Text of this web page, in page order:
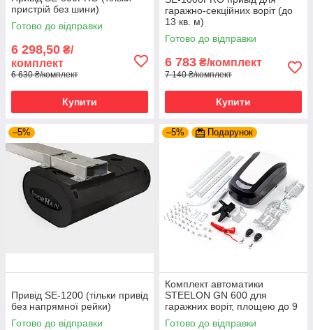
пристрій без шини)
Готово до відправки
6 298,50 ₴/
комплект
6 630 ₴/комплект
Купити
гаражно-секційних воріт (до
13 кв. м)
Готово до відправки
6 783 ₴/комплект
7 140 ₴/комплект
Купити
–5%
Привід SE-1200 (тільки привід
без напрямної рейки)
Готово до відправки
–5% Подарунок
Комплект автоматики
STEELON GN 600 для
гаражних воріт, площею до 9
м² і висотою до 2,7м
Готово до відправки